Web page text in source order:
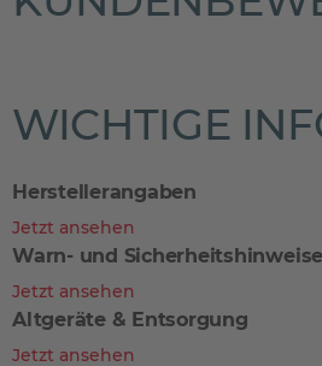
WICHTIGE
Herstellerangaben
Jetzt ansehen
Warn- und Sicherheitshinweise
Jetzt ansehen
Altgeräte & Entsorgung
Jetzt ansehen